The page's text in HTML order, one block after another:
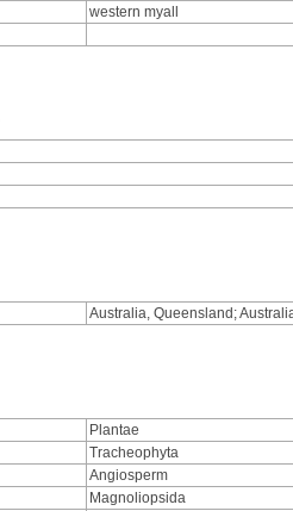
western myall
Australia, Queensland;
Plantae
Tracheophyta
Angiosperm
Magnoliopsida